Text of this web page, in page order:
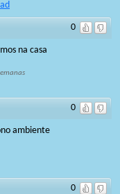
0
na casa
0
ambiente
0